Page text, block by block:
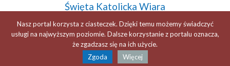
Święta Katolicka Wiara
Tradycja i Patriotyzm
ZDROWAŚ MARYJO...! +
Nasz portal korzysta z ciasteczek. Dzięki temu możemy świadczyć
usługi na najwyższym poziomie. Dalsze korzystanie z portalu oznacza,
że zgadzasz się na ich użycie.
Zgoda
Więcej